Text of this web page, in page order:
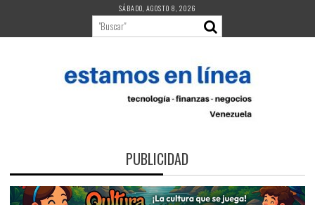
contenido
SÁBADO, AGOSTO 8, 2026
PUBLICIDAD